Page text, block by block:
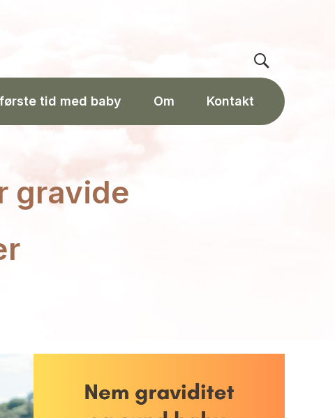
tid med baby Om Kontakt
gravide